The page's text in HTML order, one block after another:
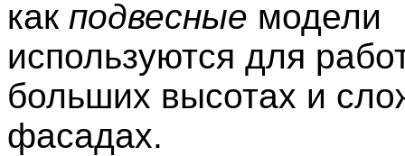
как подвесные модели
используются для
больших высотах и
фасадах.